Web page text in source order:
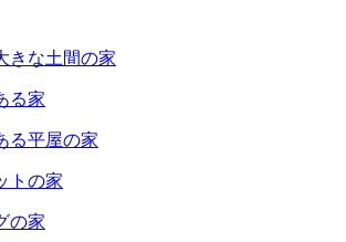
きな土間の家
る家
る平屋の家
トの家
の家